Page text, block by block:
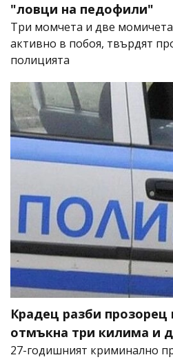
"ловци на педофили"
Три момчета и две момичета
активно в побоя, твърдят
полицията
Крадец разби прозорец
отмъкна три килима и
27-годишният криминално